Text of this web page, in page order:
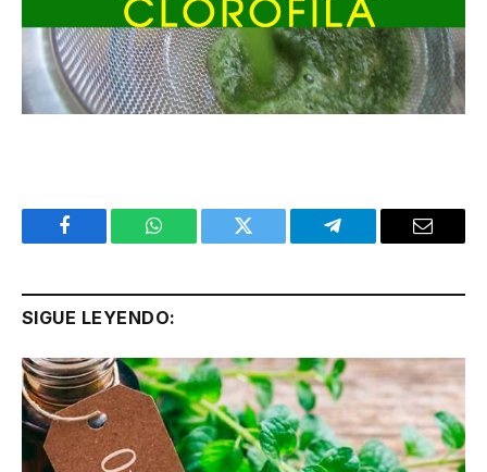
Facebook WhatsApp Twitter Telegram Email
SIGUE LEYENDO: